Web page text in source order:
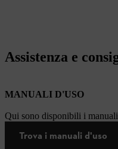
Assistenza e
MANUALI D'USO
Qui sono disponibili i
Trova i manuali d'uso